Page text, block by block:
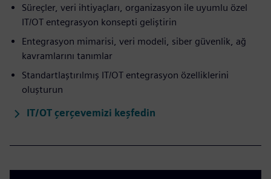
Süreçler, veri ihtiyaçları, organizasyon ile uyumlu özel
IT/OT entegrasyon konsepti geliştirin
Entegrasyon mimarisi, veri modeli, siber güvenlik, ağ
kavramlarını tanımlar
Standartlaştırılmış IT/OT entegrasyon özelliklerini
oluşturun
IT/OT çerçevemizi keşfedin